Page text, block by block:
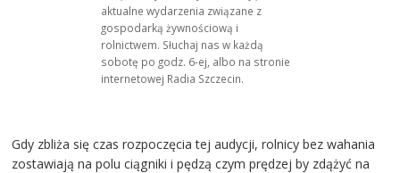
aktualne wydarzenia związane z
gospodarką żywnościową i
rolnictwem. Słuchaj nas w każdą
sobotę po godz. 6-ej, albo na stronie
internetowej Radia Szczecin.
Gdy zbliża się czas rozpoczęcia tej audycji, rolnicy bez wahania
zostawiają na polu ciągniki i pędzą czym prędzej by zdążyć na